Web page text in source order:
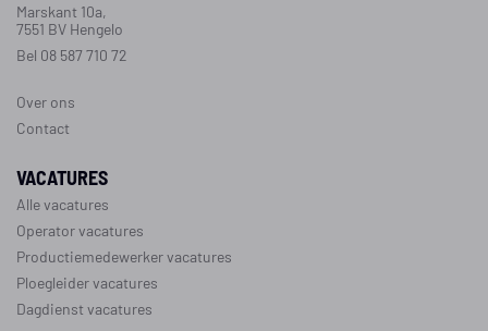
Marskant 10a,
7551 BV Hengelo
Bel 08 587 710 72
Over ons
Contact
VACATURES
Alle vacatures
Operator vacatures
Productiemedewerker vacatures
Ploegleider vacatures
Dagdienst vacatures